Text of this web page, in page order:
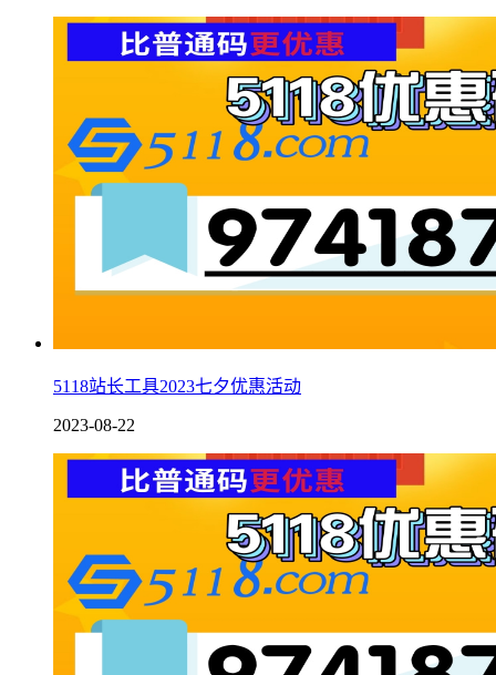
5118站长工具2023七夕优惠活动
2023-08-22